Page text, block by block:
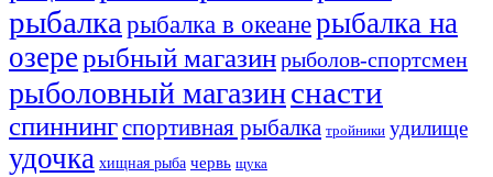
рыбалка рыбалка в океанерыбалка на
озерерыбный магазинрыболов-спортсмен
рыболовный магазинснасти
спиннингспортивная рыбалка тройники удилище
удочка хищная рыба червь щука